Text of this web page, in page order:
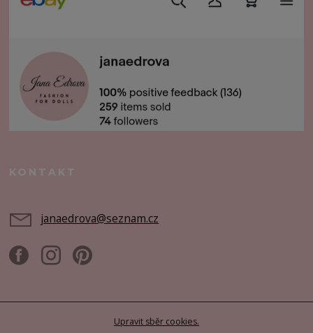
KONTAKT
janaedrova@seznam.cz
Upravit sběr cookies.